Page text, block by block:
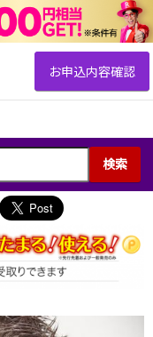
検索